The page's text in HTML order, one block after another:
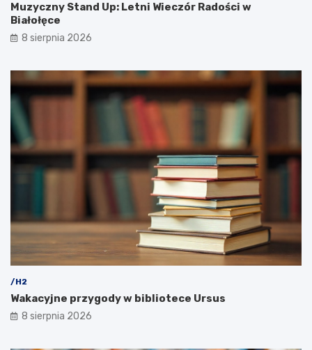
Muzyczny Stand Up: Letni Wieczór Radości w
Białołęce
8 sierpnia 2026
/H2
Wakacyjne przygody w bibliotece Ursus
8 sierpnia 2026